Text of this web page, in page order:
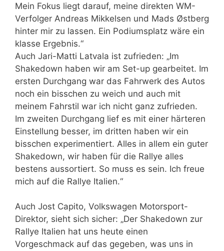
Mein Fokus liegt darauf, meine direkten WM-
Verfolger Andreas Mikkelsen und Mads Østberg
hinter mir zu lassen. Ein Podiumsplatz wäre ein
klasse Ergebnis.“
Auch Jari-Matti Latvala ist zufrieden: „Im
Shakedown haben wir am Set-up gearbeitet. Im
ersten Durchgang war das Fahrwerk des Autos
noch ein bisschen zu weich und auch mit
meinem Fahrstil war ich nicht ganz zufrieden.
Im zweiten Durchgang lief es mit einer härteren
Einstellung besser, im dritten haben wir ein
bisschen experimentiert. Alles in allem ein guter
Shakedown, wir haben für die Rallye alles
bestens aussortiert. So muss es sein. Ich freue
mich auf die Rallye Italien.“
Auch Jost Capito, Volkswagen Motorsport-
Direktor, sieht sich sicher: „Der Shakedown zur
Rallye Italien hat uns heute einen
Vorgeschmack auf das gegeben, was uns in